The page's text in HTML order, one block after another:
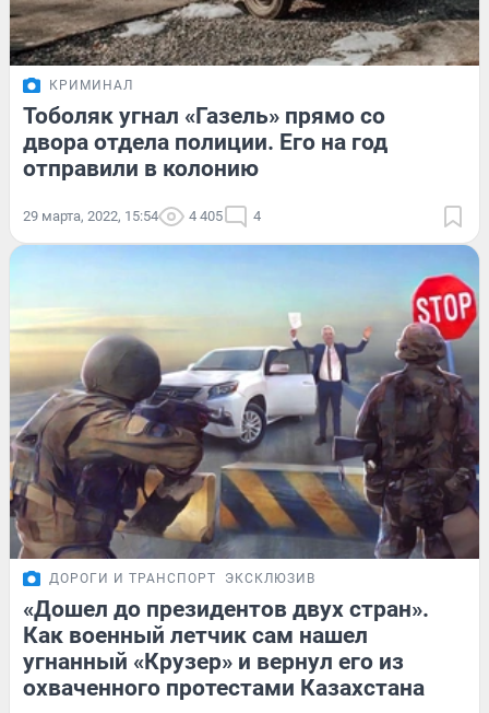
КРИМИНАЛ
Тоболяк угнал «Газель» прямо со
двора отдела полиции. Его на год
отправили в колонию
29 марта, 2022, 15:54 4 405 4
ДОРОГИ И ТРАНСПОРТ ЭКСКЛЮЗИВ
«Дошел до президентов двух стран».
Как военный летчик сам нашел
угнанный «Крузер» и вернул его из
охваченного протестами Казахстана